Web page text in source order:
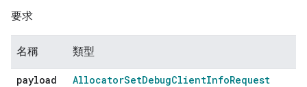
要求
名稱 類型
payload AllocatorSetDebugClientInfoRequest